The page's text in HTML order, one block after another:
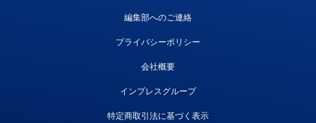
編集部へのご連絡
プライバシーポリシー
会社概要
インプレスグループ
特定商取引法に基づく表示